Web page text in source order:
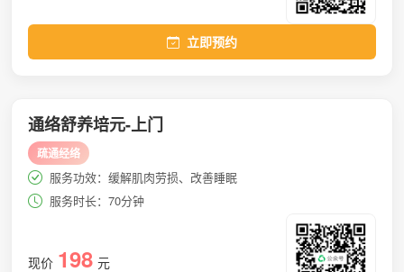
立即预约
通络舒养培元-上门
疏通经络
服务功效：缓解肌肉劳损、改善睡眠
服务时长：70分钟
现价 198 元